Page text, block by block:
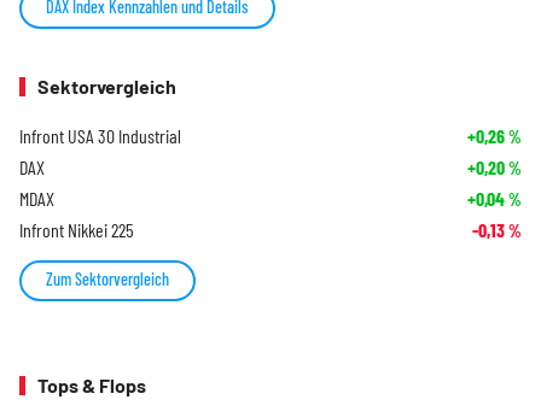
DAX Index Kennzahlen und Details
Sektorvergleich
Infront USA 30 Industrial +0,26%
DAX +0,20%
MDAX +0,04%
Infront Nikkei 225 -0,13%
Zum Sektorvergleich
Tops & Flops